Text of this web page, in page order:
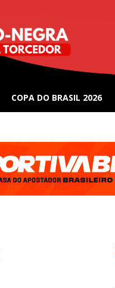
COPA DO BRASIL 2026